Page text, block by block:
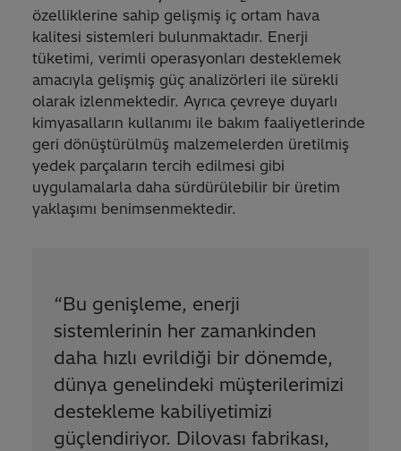
özelliklerine sahip gelişmiş iç ortam hava
kalitesi sistemleri bulunmaktadır. Enerji
tüketimi, verimli operasyonları desteklemek
amacıyla gelişmiş güç analizörleri ile sürekli
olarak izlenmektedir. Ayrıca çevreye duyarlı
kimyasalların kullanımı ile bakım faaliyetlerinde
geri dönüştürülmüş malzemelerden üretilmiş
yedek parçaların tercih edilmesi gibi
uygulamalarla daha sürdürülebilir bir üretim
yaklaşımı benimsenmektedir.
“Bu genişleme, enerji
sistemlerinin her zamankinden
daha hızlı evrildiği bir dönemde,
dünya genelindeki müşterilerimizi
destekleme kabiliyetimizi
güçlendiriyor. Dilovası fabrikası,